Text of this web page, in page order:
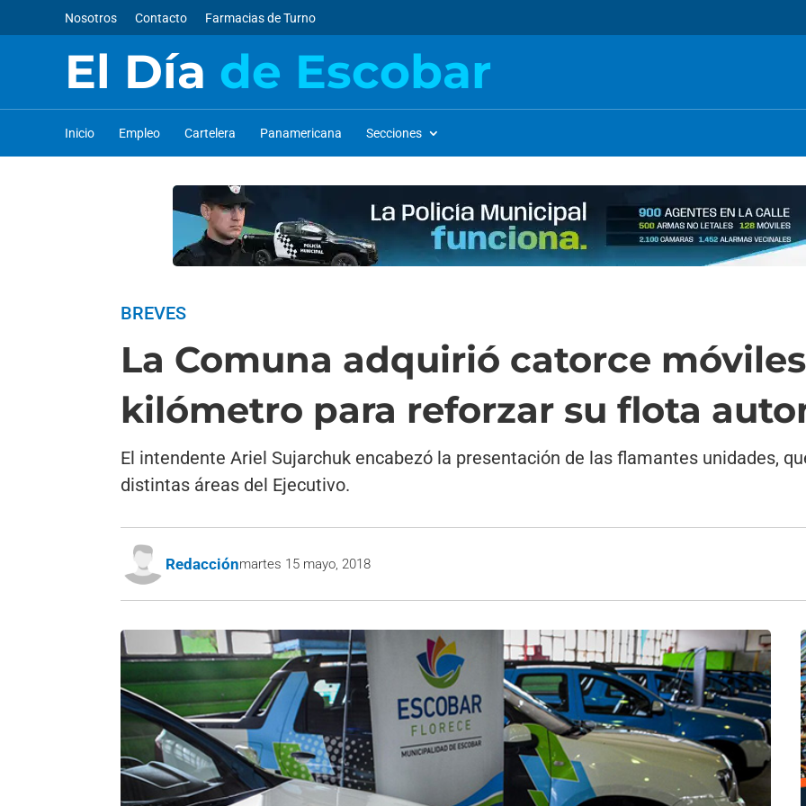
Nosotros Contacto Farmacias de Turno
El Día de Escobar
Inicio Empleo Cartelera Panamericana Secciones
BREVES
La Comuna adquirió catorce
kilómetro para reforzar su flota
El intendente Ariel Sujarchuk encabezó la presentación de las flamantes unidades,
distintas áreas del Ejecutivo.
Redacciónmartes 15 mayo, 2018